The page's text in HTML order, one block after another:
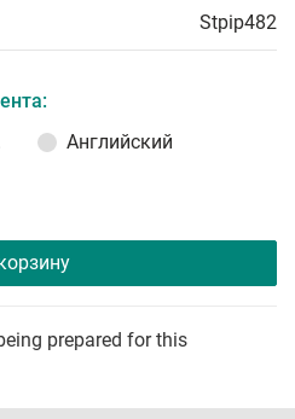
Stpip482
Английский
prepared for this